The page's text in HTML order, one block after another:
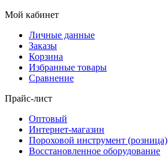
Мой кабинет
Личные данные
Заказы
Корзина
Избранные товары
Сравнение
Прайс-лист
Оптовый
Интернет-магазин
Пороховой инструмент (розница)
Восстановленное оборудование